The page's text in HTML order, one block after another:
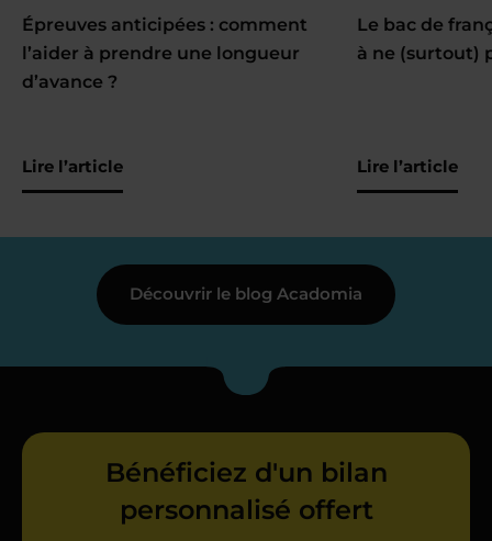
Épreuves anticipées : comment
l’aider à prendre une longueur
d’avance ?
Lire l’article
Le bac de
à ne (surtout)
Lire l’article
Découvrir le blog Acadomia
Bénéficiez d'un bilan
personnalisé offert